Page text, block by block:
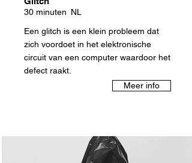
30 minuten NL
Een glitch is een klein probleem dat
zich voordoet in het elektronische
circuit van een computer waardoor het
defect raakt.
Meer info